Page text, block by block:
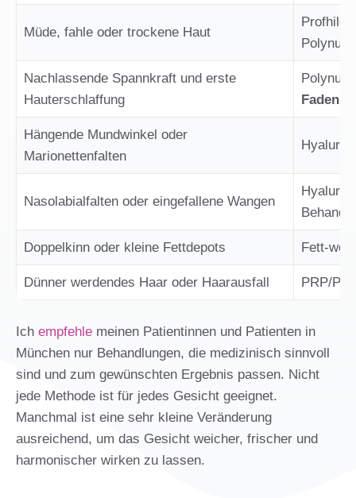
Müde, fahle oder trockene Haut
Profhilo,
Nachlassende Spannkraft und erste
Hauterschlaffung
Hängende Mundwinkel oder
Marionettenfalten
Nasolabialfalten oder eingefallene Wangen
Doppelkinn oder kleine Fettdepots Fett-
Dünner werdendes Haar oder Haarausfall PRP/
Ich empfehle meinen Patientinnen und Patienten in
München nur Behandlungen, die medizinisch sinnvoll
sind und zum gewünschten Ergebnis passen. Nicht
jede Methode ist für jedes Gesicht geeignet.
Manchmal ist eine sehr kleine Veränderung
ausreichend, um das Gesicht weicher, frischer und
harmonischer wirken zu lassen.